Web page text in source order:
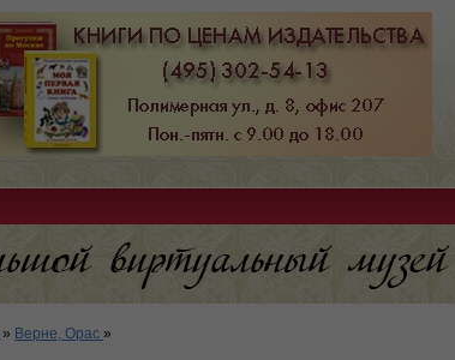
» Верне, Орас »